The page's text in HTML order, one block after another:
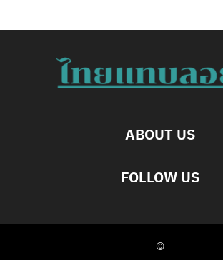
ABOUT US
FOLLOW US
©